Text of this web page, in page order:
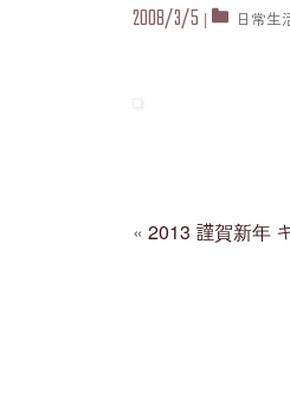
2008/3/5 | 日常生
«2013 謹賀新年